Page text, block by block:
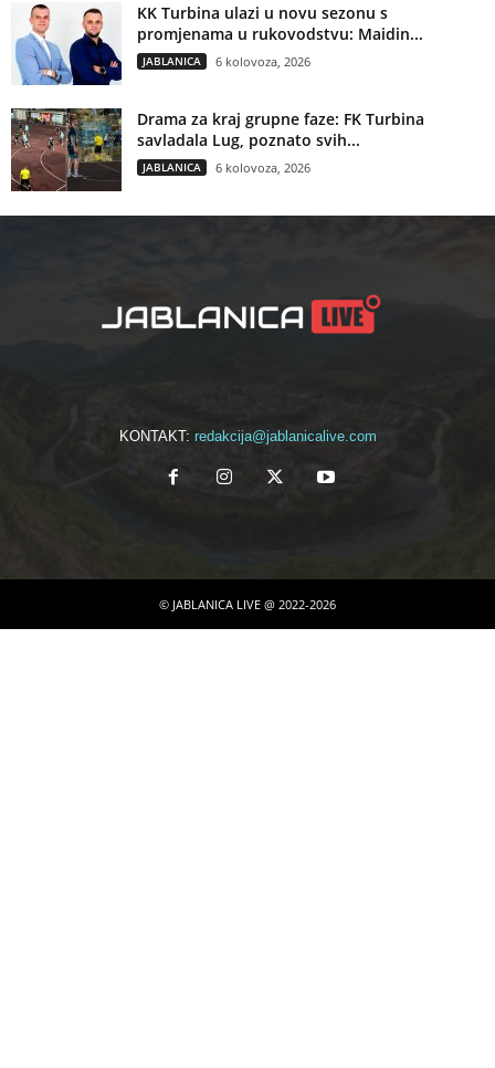
KK Turbina ulazi u novu sezonu s
promjenama u rukovodstvu: Maidin...
JABLANICA 6 kolovoza, 2026
Drama za kraj grupne faze: FK Turbina
savladala Lug, poznato svih...
JABLANICA 6 kolovoza, 2026
KONTAKT: redakcija@jablanicalive.com
© JABLANICA LIVE @ 2022-2026